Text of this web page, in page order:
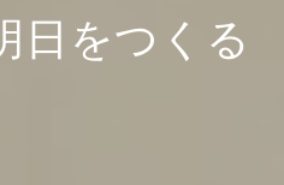
日をつくる